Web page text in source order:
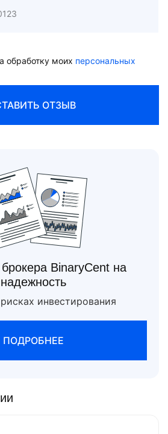
обработку моих персональных
ОТЗЫВ
BinaryCent на
надежность
инвестирования
ПОДРОБНЕЕ